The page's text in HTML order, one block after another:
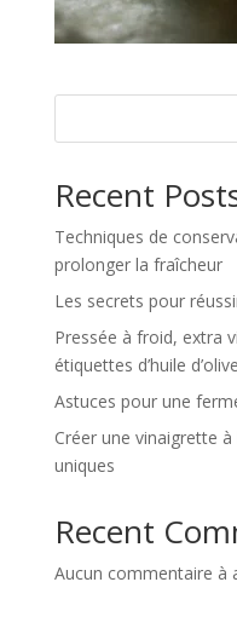
Recent
Techniques de
prolonger la fraîcheur
Les secrets pour
Pressée à froid, extra
étiquettes d’huile
Astuces pour une
Créer une vinaigrette
uniques
Recent
Aucun commentaire à